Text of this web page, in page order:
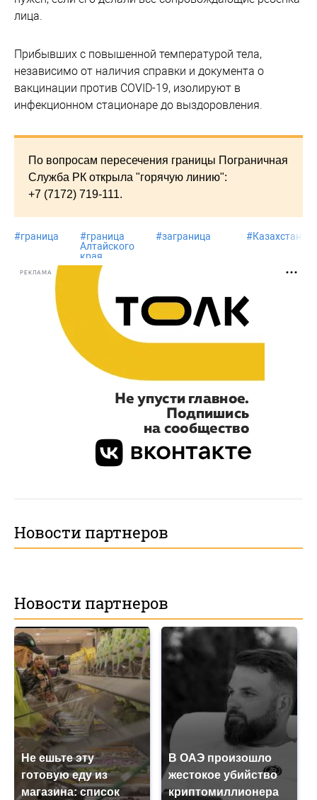
лица.
Прибывших с повышенной температурой тела,
независимо от наличия справки и документа о
вакцинации против COVID-19, изолируют в
инфекционном стационаре до выздоровления.
По вопросам пересечения границы Пограничная
Служба РК открыла "горячую линию":
+7 (7172) 719-111.
#граница #граница
Алтайского
края
#заграница #Казахстан
РЕКЛАМА
Новости партнеров
Новости партнеров
Не ешьте эту
готовую еду из
магазина: список
В ОАЭ произошло
жестокое убийство
криптомиллионера